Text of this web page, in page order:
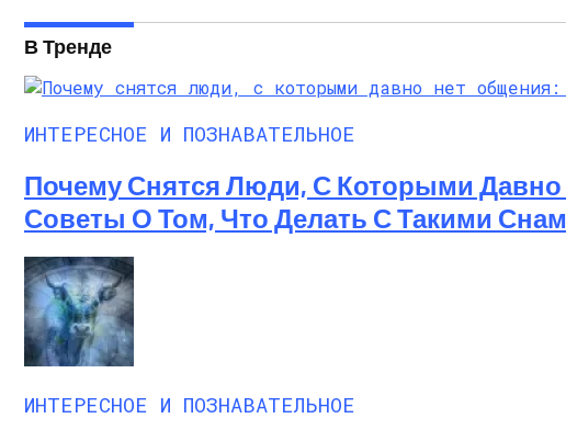
В Тренде
ИНТЕРЕСНОЕ И ПОЗНАВАТЕЛЬНОЕ
Почему Снятся Люди, С Которыми
Советы О Том, Что Делать С Такими
ИНТЕРЕСНОЕ И ПОЗНАВАТЕЛЬНОЕ